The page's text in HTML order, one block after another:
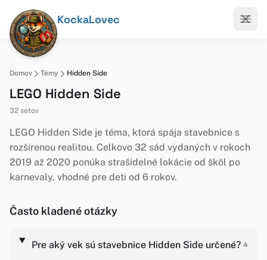
KockaLovec
Domov Témy Hidden Side
LEGO Hidden Side
32 setov
LEGO Hidden Side je téma, ktorá spája stavebnice s
rozšírenou realitou. Celkovo 32 sád vydaných v rokoch
2019 až 2020 ponúka strašidelné lokácie od škôl po
karnevaly, vhodné pre deti od 6 rokov.
Často kladené otázky
Pre aký vek sú stavebnice Hidden Side určené? ▾